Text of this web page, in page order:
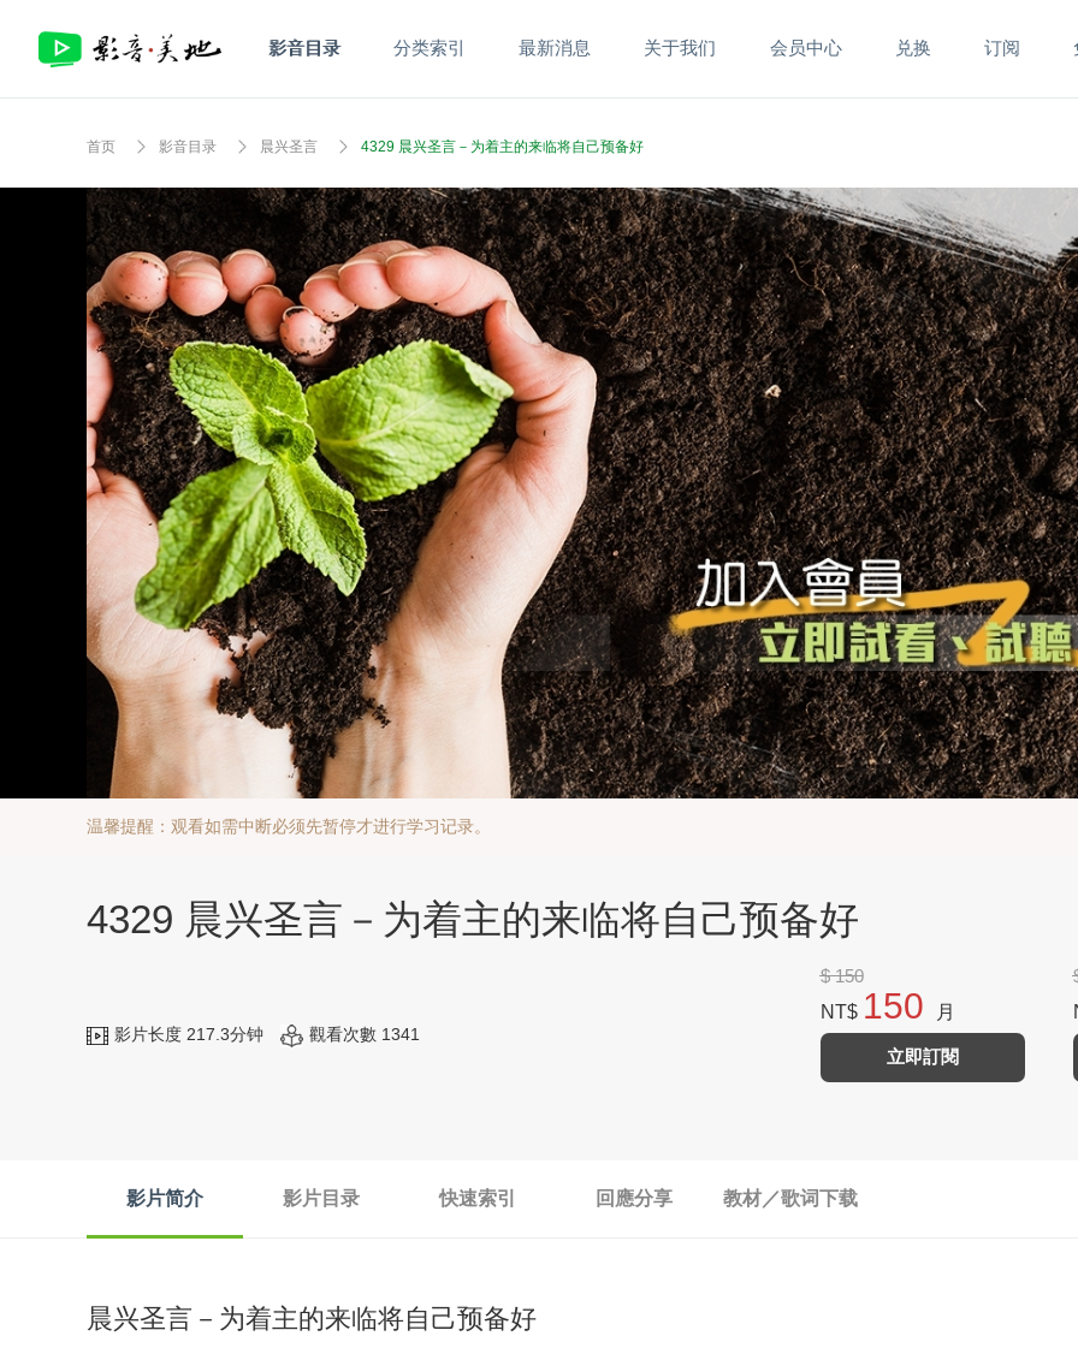
影音目录 分类索引 最新消息 关于我们 会员中心 兑换 订阅
首页 影音目录 晨兴圣言 4329 晨兴圣言－为着主的来临将自己预备好
温馨提醒：观看如需中断必须先暂停才进行学习记录。
4329 晨兴圣言－为着主的来临将自己预备好
影片长度 217.3分钟 觀看次數 1341
$ 150
NT$ 150 月
立即訂閱
影片简介 影片目录 快速索引 回應分享 教材／歌词下载
晨兴圣言－为着主的来临将自己预备好